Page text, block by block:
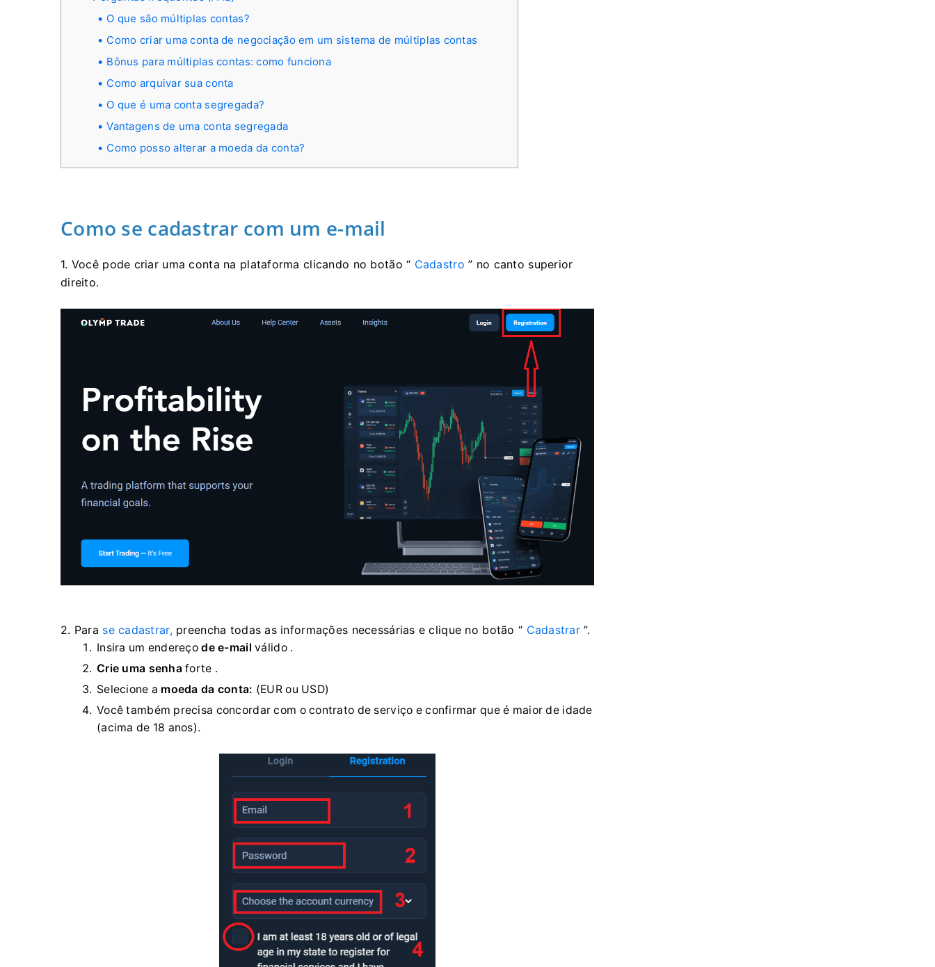
O que são múltiplas contas?
Como criar uma conta de negociação em um sistema de múltiplas contas
Bônus para múltiplas contas: como funciona
Como arquivar sua conta
O que é uma conta segregada?
Vantagens de uma conta segregada
Como posso alterar a moeda da conta?
Como se cadastrar com um e-mail
1. Você pode criar uma conta na plataforma clicando no botão “ Cadastro ” no canto superior
direito.
2. Para se cadastrar,preencha todas as informações necessárias e clique no botão “ Cadastrar ”.
Insira um endereçode e-mail válido .
Crie uma senha forte .
Selecione a moeda da conta: (EUR ou USD)
Você também precisa concordar com o contrato de serviço e confirmar que é maior de idade
(acima de 18 anos).